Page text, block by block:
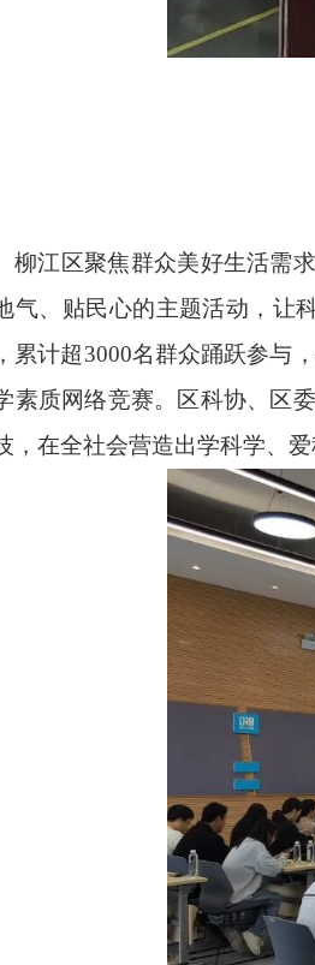
柳江区聚焦群众美好生活需
气、贴民心的主题活动，让
累计超3000名群众踊跃参与
素质网络竞赛。区科协、区
，在全社会营造出学科学、爱